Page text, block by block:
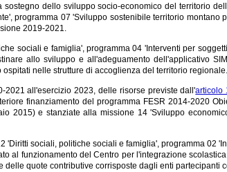
dello sviluppo socio-economico del territorio
programma 07 'Sviluppo sostenibile territorio montano
2019-2021.
sociali e famiglia', programma 04 'Interventi per
allo sviluppo e all'adeguamento dell'applicativo
nelle strutture di accoglienza del territorio regionale.
2021 all'esercizio 2023, delle risorse previste dall'articolo
finanziamento del programma FESR 2014-2020
2015) e stanziate alla missione 14 'Sviluppo
sociali, politiche sociali e famiglia', programma 02
al funzionamento del Centro per l'integrazione
quote contributive corrisposte dagli enti partecipanti